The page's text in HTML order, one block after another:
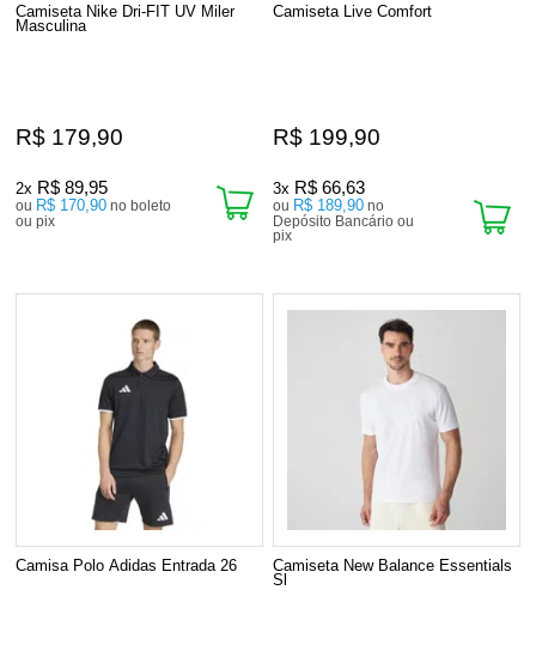
Camiseta Nike Dri-FIT UV Miler
Masculina
R$ 179,90
2x R$ 89,95
ou R$ 170,90 no boleto
ou pix
Camiseta Live Comfort
R$ 199,90
3x R$ 66,63
ou R$ 189,90 no
Depósito Bancário ou
pix
Camisa Polo Adidas Entrada 26
Camiseta New Balance Essentials
Sl